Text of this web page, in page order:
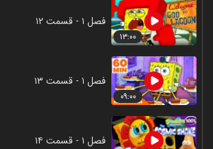
۱۳:۰۰
فصل ۱ - قسمت ۱۲
۰۹:۰۰
فصل ۱ - قسمت ۱۳
فصل ۱ - قسمت ۱۴